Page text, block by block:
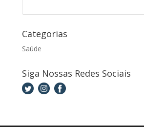
Categorias
Saúde
Siga Nossas Redes Sociais